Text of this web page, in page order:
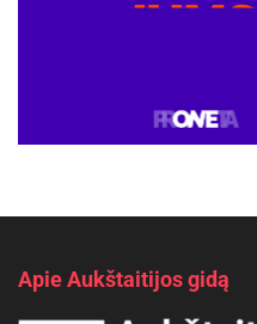
Apie Aukštaitijos gidą